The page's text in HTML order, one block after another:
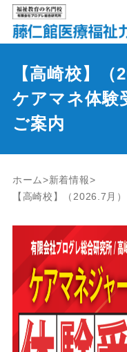
【高崎校】（
ケアマネ体験
ご案内
ホーム
新着情報
【高崎校】（2026.7月